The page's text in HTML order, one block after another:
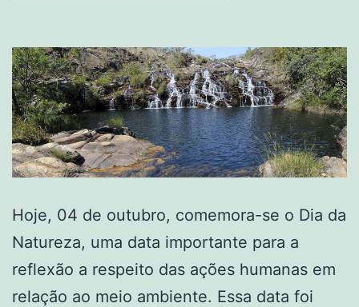
Hoje, 04 de outubro, comemora-se o Dia da
Natureza, uma data importante para a
reflexão a respeito das ações humanas em
relação ao meio ambiente. Essa data foi